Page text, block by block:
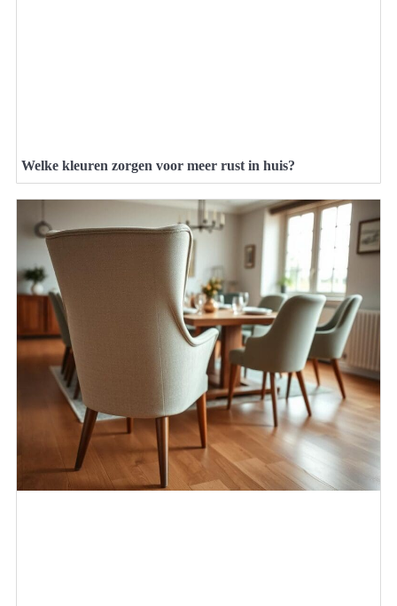
Welke kleuren zorgen voor meer rust in huis?